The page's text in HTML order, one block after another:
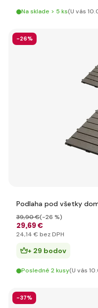
Na sklade > 5 ks(U vás
-26%
Podlaha pod všetky
29,69 €
39,90 €(-26 %)
24,14 € bez DPH
+ 29 bodov
Posledné 2 kusy(U vás
-37%